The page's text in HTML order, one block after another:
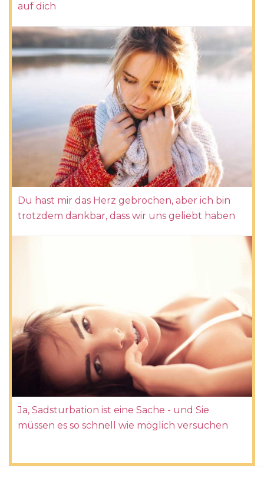
auf dich
Du hast mir das Herz gebrochen, aber ich bin
trotzdem dankbar, dass wir uns geliebt haben
Ja, Sadsturbation ist eine Sache - und Sie
müssen es so schnell wie möglich versuchen